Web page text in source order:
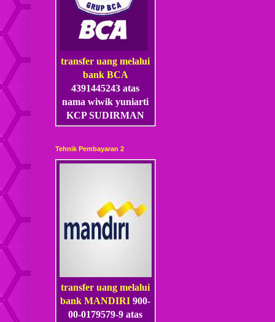
transfer uang melalui
bank BCA
4391445243 atas
nama wiwik yuniarti
KCP SUDIRMAN
Tehnik Pembayaran 2
transfer uang melalui
bank MANDIRI900-
00-0179579-9 atas